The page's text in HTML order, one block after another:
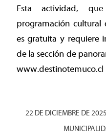
Esta actividad,
programación
es gratuita y requiere
de la sección de
www.destinotemuco.cl
22 DE DICIEMBRE DE 2025
/